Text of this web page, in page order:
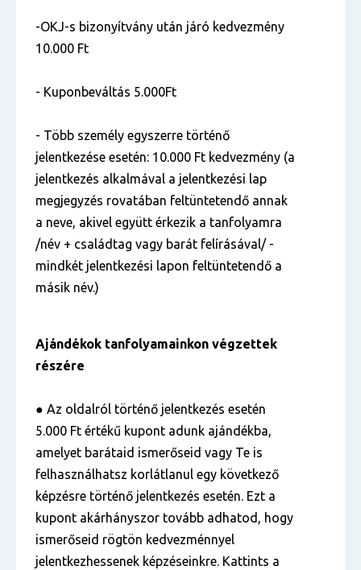
-OKJ-s bizonyítvány után járó kedvezmény
10.000 Ft
- Kuponbeváltás 5.000Ft
- Több személy egyszerre történő
jelentkezése esetén: 10.000 Ft kedvezmény (a
jelentkezés alkalmával a jelentkezési lap
megjegyzés rovatában feltüntetendő annak
a neve, akivel együtt érkezik a tanfolyamra
/név + családtag vagy barát felírásával/ -
mindkét jelentkezési lapon feltüntetendő a
másik név.)
Ajándékok tanfolyamainkon végzettek
részére
● Az oldalról történő jelentkezés esetén
5.000 Ft értékű kupont adunk ajándékba,
amelyet barátaid ismerőseid vagy Te is
felhasználhatsz korlátlanul egy következő
képzésre történő jelentkezés esetén. Ezt a
kupont akárhányszor tovább adhatod, hogy
ismerőseid rögtön kedvezménnyel
jelentkezhessenek képzéseinkre. Kattints a